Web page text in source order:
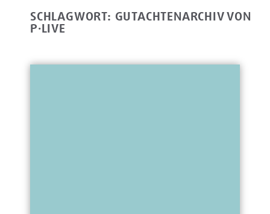
SCHLAGWORT: GUTACHTENARCHIV VON
P·LIVE